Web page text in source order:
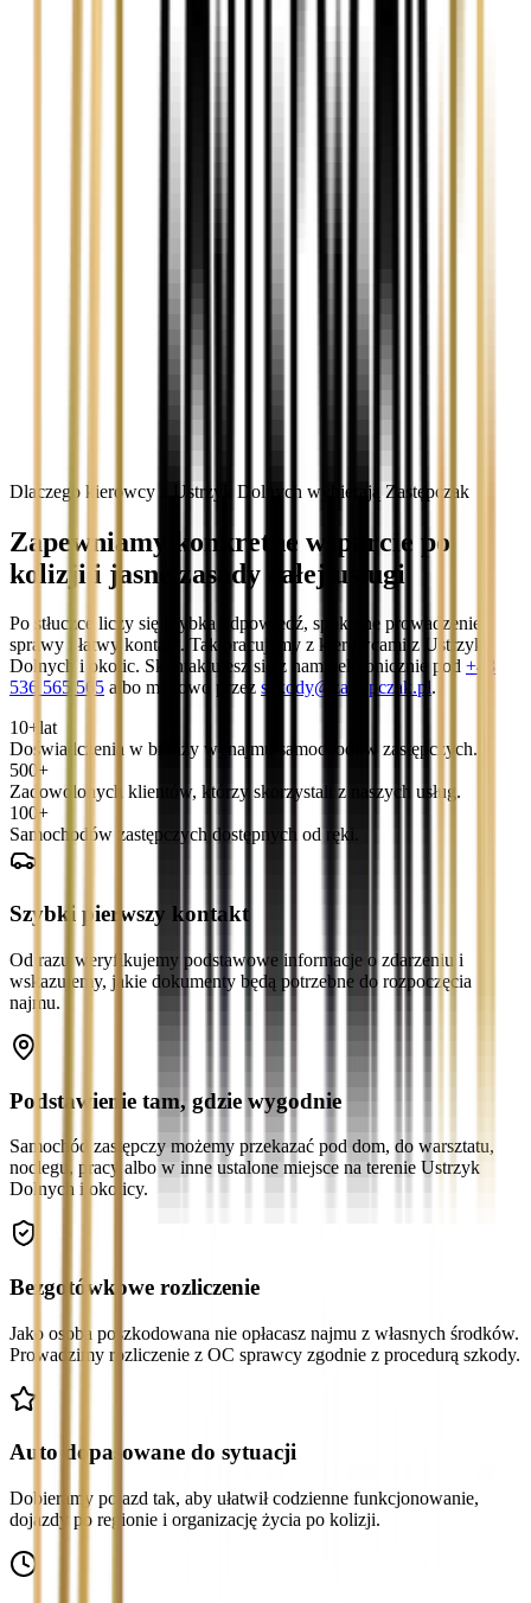
Dlaczego kierowcy z Ustrzyk Dolnych wybierają Zastępczak
Zapewniamy konkretne wsparcie po
kolizji i jasne zasady całej usługi
Po stłuczce liczy się szybka odpowiedź, spokojne prowadzenie
sprawy i łatwy kontakt. Tak pracujemy z kierowcami z Ustrzyk
Dolnych i okolic. Skontaktujesz się z nami telefonicznie pod +48
536 565 565 albo mailowo przez szkody@zastepczak.pl.
10+ lat
Doświadczenia w branży wynajmu samochodów zastępczych.
500+
Zadowolonych klientów, którzy skorzystali z naszych usług.
100+
Samochodów zastępczych dostępnych od ręki.
Szybki pierwszy kontakt
Od razu weryfikujemy podstawowe informacje o zdarzeniu i
wskazujemy, jakie dokumenty będą potrzebne do rozpoczęcia
najmu.
Podstawienie tam, gdzie wygodnie
Samochód zastępczy możemy przekazać pod dom, do warsztatu,
noclegu, pracy albo w inne ustalone miejsce na terenie Ustrzyk
Dolnych i okolicy.
Bezgotówkowe rozliczenie
Jako osoba poszkodowana nie opłacasz najmu z własnych środków.
Prowadzimy rozliczenie z OC sprawcy zgodnie z procedurą szkody.
Auto dopasowane do sytuacji
Dobieramy pojazd tak, aby ułatwił codzienne funkcjonowanie,
dojazdy po regionie i organizację życia po kolizji.